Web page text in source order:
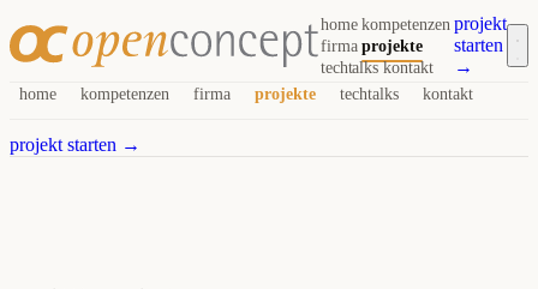
homekompetenzen
firmaprojekte
techtalkskontakt
projekt
starten
→
home kompetenzen firma projekte techtalks kontakt
projekt starten →